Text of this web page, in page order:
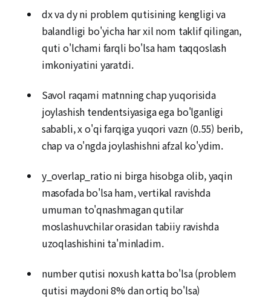
dx va dy ni problem qutisining kengligi va
balandligi bo'yicha har xil nom taklif qilingan,
quti o'lchami farqli bo'lsa ham taqqoslash
imkoniyatini yaratdi.
Savol raqami matnning chap yuqorisida
joylashish tendentsiyasiga ega bo'lganligi
sababli, x o'qi farqiga yuqori vazn (0.55) berib,
chap va o'ngda joylashishni afzal ko'ydim.
y_overlap_ratio ni birga hisobga olib, yaqin
masofada bo'lsa ham, vertikal ravishda
umuman to'qnashmagan qutilar
moslashuvchilar orasidan tabiiy ravishda
uzoqlashishini ta'minladim.
number qutisi noxush katta bo'lsa (problem
qutisi maydoni 8% dan ortiq bo'lsa)